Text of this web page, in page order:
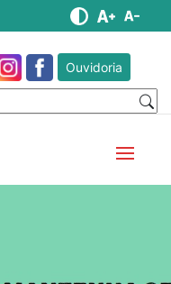
Ouvidoria